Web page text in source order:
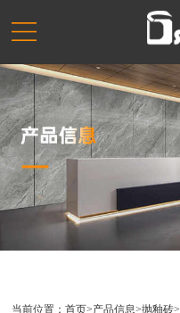
当前位置：首页>产品信息>抛釉砖>